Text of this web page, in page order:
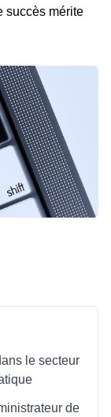
succès mérite
le secteur
de